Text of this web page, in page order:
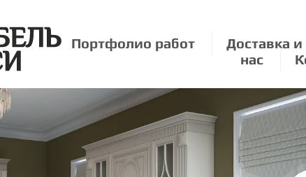
Портфолио работ Доставка и
нас